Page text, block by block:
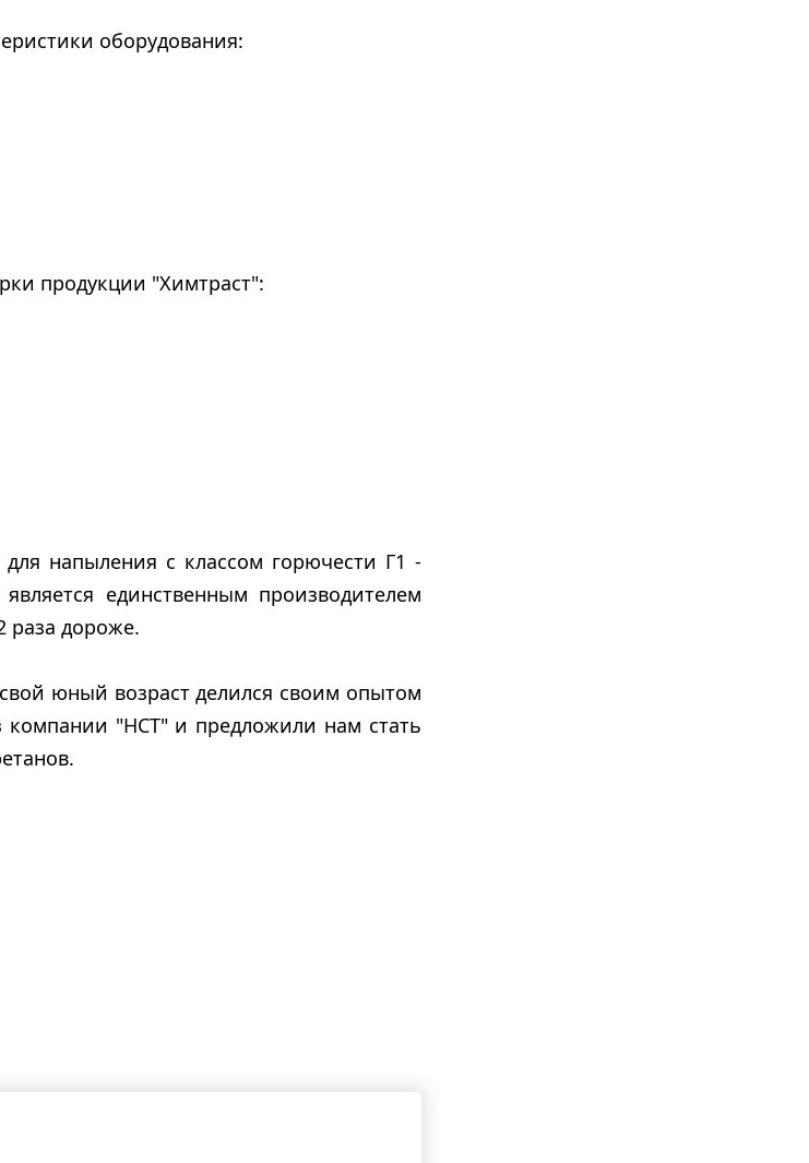
оборудования:
продукции "Химтраст":
напыления с классом горючести Г1 -
единственным производителем
раза дороже.
юный возраст делился своим опытом
"НСТ" и предложили нам стать